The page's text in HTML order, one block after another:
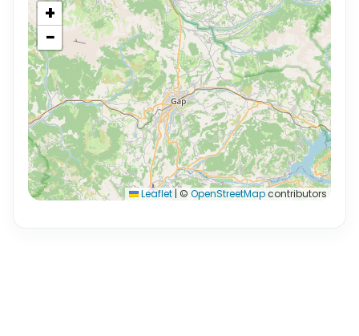
+
−
Leaflet | © OpenStreetMapcontributors